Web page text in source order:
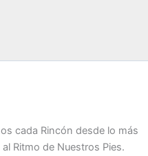
cada Rincón desde lo más
Ritmo de Nuestros Pies.